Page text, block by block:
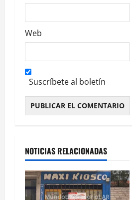
Web
Suscríbete al boletín
NOTICIAS RELACIONADAS